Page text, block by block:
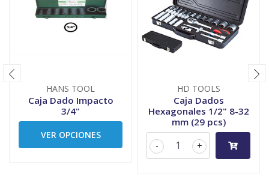
HANS TOOL
Caja Dado Impacto
3/4"
VER OPCIONES
HD TOOLS
Caja Dados
Hexagonales 1/2" 8-32
mm (29 pcs)
+
-